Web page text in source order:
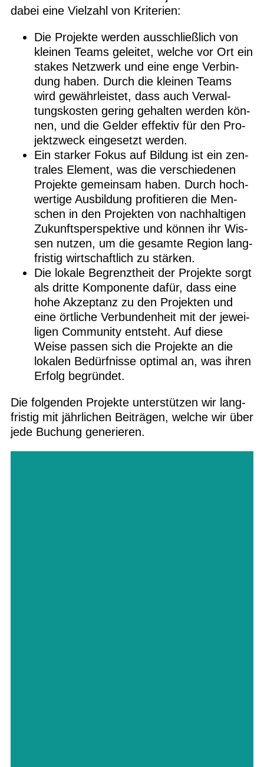
dabei eine Viel­zahl von Kriterien:
Die Pro­jekte wer­den aus­schließ­lich von
klei­nen Teams gelei­tet, wel­che vor Ort ein
sta­kes Netz­werk und eine enge Ver­bin­
dung haben. Durch die klei­nen Teams
wird gewähr­leis­tet, dass auch Ver­wal­
tungs­kos­ten gering gehal­ten wer­den kön­
nen, und die Gel­der effek­tiv für den Pro­
jekt­zweck ein­ge­setzt werden.
Ein star­ker Fokus auf Bil­dung ist ein zen­
tra­les Ele­ment, was die ver­schie­de­nen
Pro­jekte gemein­sam haben. Durch hoch­
wer­tige Aus­bil­dung pro­fi­tie­ren die Men­
schen in den Pro­jek­ten von nach­hal­ti­gen
Zukunfts­per­spek­tive und kön­nen ihr Wis­
sen nut­zen, um die gesamte Region lang­
fris­tig wirt­schaft­lich zu stärken.
Die lokale Begrenzt­heit der Pro­jekte sorgt
als dritte Kom­po­nente dafür, dass eine
hohe Akzep­tanz zu den Pro­jek­ten und
eine ört­li­che Ver­bun­den­heit mit der jewei­
li­gen Com­mu­nity ent­steht. Auf diese
Weise pas­sen sich die Pro­jekte an die
loka­len Bedürf­nisse opti­mal an, was ihren
Erfolg begründet.
Die fol­gen­den Pro­jekte unter­stüt­zen wir lang­
fris­tig mit jähr­li­chen Bei­trä­gen, wel­che wir über
jede Buchung generieren.